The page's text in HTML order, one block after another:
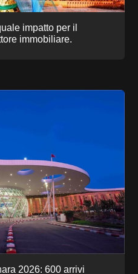
impatto per il
immobiliare.
2026: 600 arrivi